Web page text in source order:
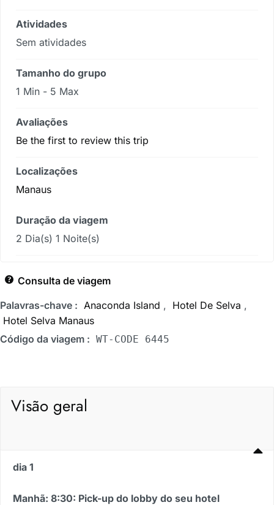
Atividades
Sem atividades
Tamanho do grupo
1 Min - 5 Max
Avaliações
Be the first to review this trip
Localizações
Manaus
Duração da viagem
2 Dia(s) 1 Noite(s)
Consulta de viagem
Palavras-chave : Anaconda Island , Hotel De Selva ,
Hotel Selva Manaus
Código da viagem : WT-CODE 6445
Visão geral
dia 1
Manhã: 8:30: Pick-up do lobby do seu hotel